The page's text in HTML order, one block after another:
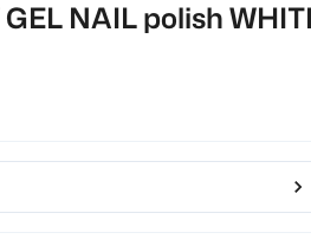
NAIL polish